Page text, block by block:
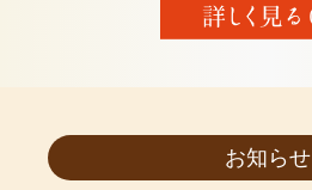
お知らせ